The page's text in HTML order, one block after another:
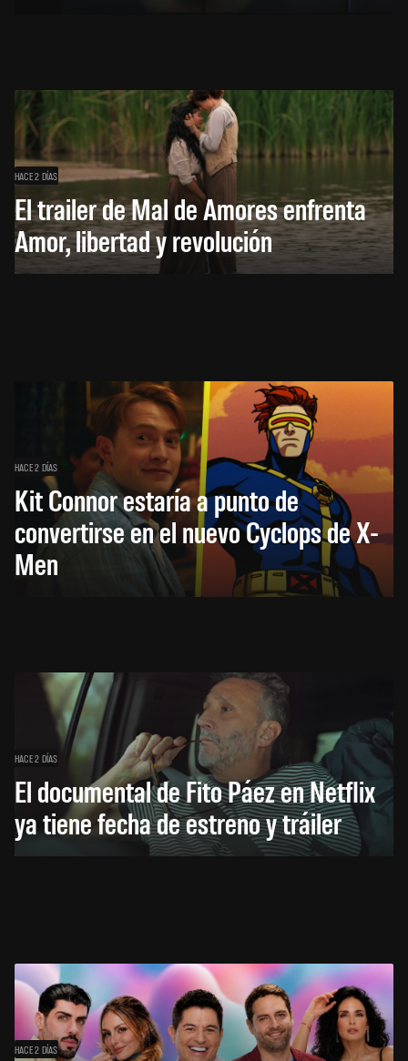
HACE 2 DÍAS
El trailer de Mal de Amores enfrenta
Amor, libertad y revolución
HACE 2 DÍAS
Kit Connor estaría a punto de
convertirse en el nuevo Cyclops de X-
Men
HACE 2 DÍAS
El documental de Fito Páez en Netflix
ya tiene fecha de estreno y tráiler
HACE 2 DÍAS